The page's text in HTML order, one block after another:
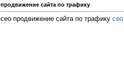
продвижение сайта по трафику
сео продвижение сайта по трафику